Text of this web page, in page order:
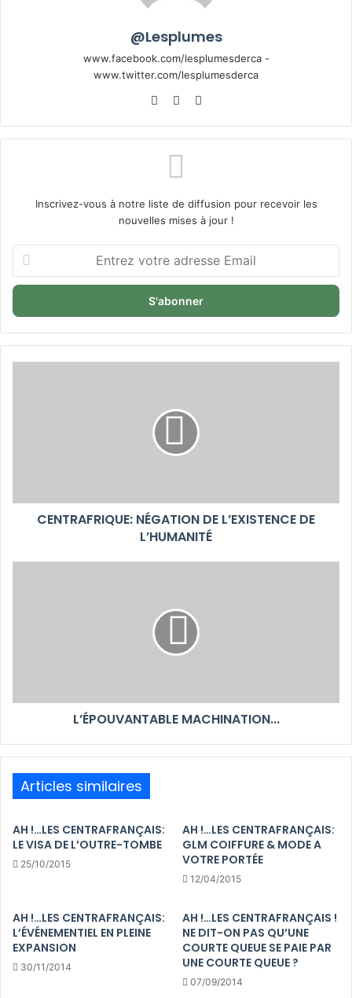
@Lesplumes
www.facebook.com/lesplumesderca -
www.twitter.com/lesplumesderca
WebsiteFacebook
Inscrivez-vous à notre liste de diffusion pour recevoir les
nouvelles mises à jour !
votre
adresse
CENTRAFRIQUE: NÉGATION DE L’EXISTENCE DE
L’HUMANITÉ
L’ÉPOUVANTABLE MACHINATION...
Articles similaires
AH !…LES CENTRAFRANÇAIS:
LE VISA DE L’OUTRE-TOMBE
25/10/2015
AH !…LES CENTRAFRANÇAIS:
GLM COIFFURE & MODE A
VOTRE PORTÉE
12/04/2015
AH !…LES CENTRAFRANÇAIS:
L’ÉVÉNEMENTIEL EN PLEINE
EXPANSION
30/11/2014
AH !…LES CENTRAFRANÇAIS !
NE DIT-ON PAS QU’UNE
COURTE QUEUE SE PAIE PAR
UNE COURTE QUEUE ?
07/09/2014